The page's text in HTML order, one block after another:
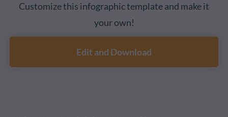
Customize this infographic template and make it
your own!
Edit and Download